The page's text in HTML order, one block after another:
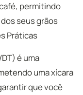
permitindo
seus grãos
Práticas
é uma
uma xícara
que você